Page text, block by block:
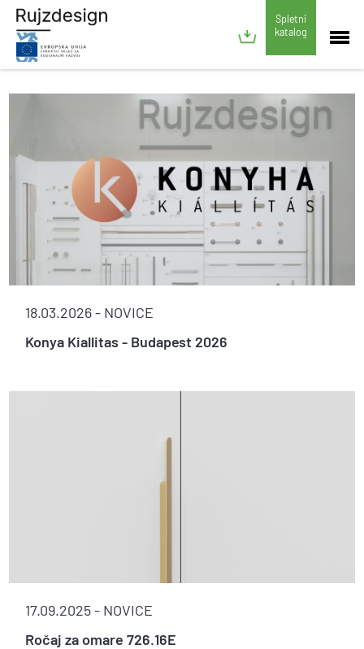
Spletni
katalog
18.03.2026 - NOVICE
Konya Kiallitas - Budapest 2026
17.09.2025 - NOVICE
Ročaj za omare 726.16E